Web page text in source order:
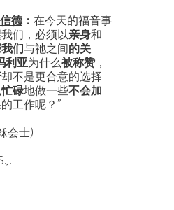
德： 在今天的福音事
们，必须以亲身和
们与祂之间的关
利亚为什么被称赞 ，
却不是更合意的选择
忙碌地做一些不会加
工作呢？”
会士)